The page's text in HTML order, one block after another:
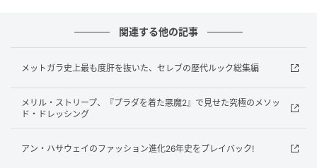
関連する他の記事
メットガラ史上最も度肝を抜いた、セレブの歴代ルック総集編
メリル・ストリープ、『プラダを着た悪魔2』で見せた究極のメソッ
ド・ドレッシング
アン・ハサウェイのファッション進化26年史をプレイバック!